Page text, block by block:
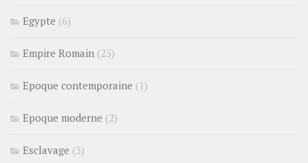
Egypte (6)
Empire Romain (25)
Epoque contemporaine (1)
Epoque moderne (2)
Esclavage (3)